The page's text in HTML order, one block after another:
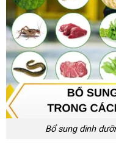
Bổ sung dinh